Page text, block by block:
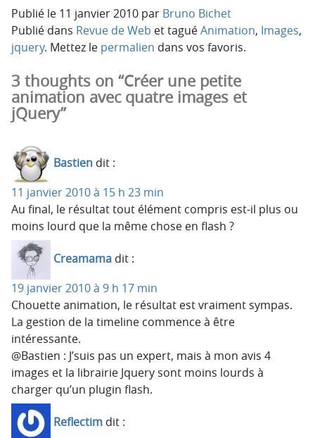
Publié le 11 janvier 2010 par Bruno Bichet
Publié dans Revue de Web et taguéAnimation, Images,
jquery. Mettez le permalien dans vos favoris.
3 thoughts on “Créer une petite
animation avec quatre images et
jQuery”
Bastien dit :
11 janvier 2010 à 15 h 23 min
Au final, le résultat tout élément compris est-il plus ou
moins lourd que la même chose en flash ?
Creamama dit :
19 janvier 2010 à 9 h 17 min
Chouette animation, le résultat est vraiment sympas.
La gestion de la timeline commence à être
intéressante.
@Bastien : J’suis pas un expert, mais à mon avis 4
images et la librairie Jquery sont moins lourds à
charger qu’un plugin flash.
Reflectim dit :